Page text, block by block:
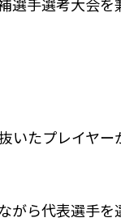
いたプレイヤー
がら代表選手